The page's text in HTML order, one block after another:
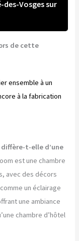
Vosges sur
de cette
ensemble à un
à la fabrication
diffère-t-elle d’une
est une chambre
avec des décors
un éclairage
une ambiance
chambre d’hôtel